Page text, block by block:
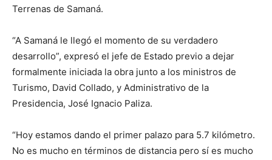
Terrenas de Samaná.
“A Samaná le llegó el momento de su verdadero
desarrollo”, expresó el jefe de Estado previo a dejar
formalmente iniciada la obra junto a los ministros de
Turismo, David Collado, y Administrativo de la
Presidencia, José Ignacio Paliza.
“Hoy estamos dando el primer palazo para 5.7 kilómetro.
No es mucho en términos de distancia pero sí es mucho